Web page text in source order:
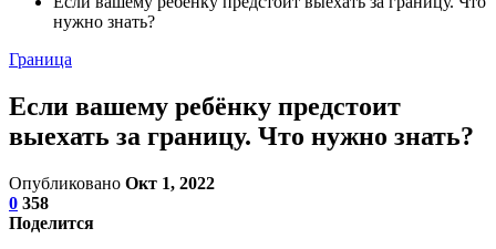
нужно знать?
Граница
Если вашему ребёнку предстоит
выехать за границу. Что нужно знать?
Опубликовано Окт 1, 2022
0 358
Поделится